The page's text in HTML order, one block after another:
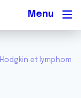
et